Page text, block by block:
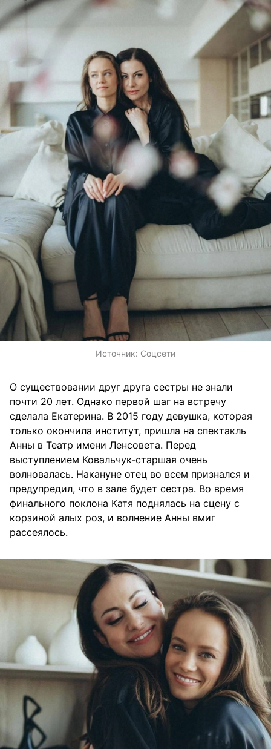
Источник: Соцсети
О существовании друг друга сестры не знали
почти 20 лет. Однако первой шаг на встречу
сделала Екатерина. В 2015 году девушка, которая
только окончила институт, пришла на спектакль
Анны в Театр имени Ленсовета. Перед
выступлением Ковальчук-старшая очень
волновалась. Накануне отец во всем признался и
предупредил, что в зале будет сестра. Во время
финального поклона Катя поднялась на сцену с
корзиной алых роз, и волнение Анны вмиг
рассеялось.